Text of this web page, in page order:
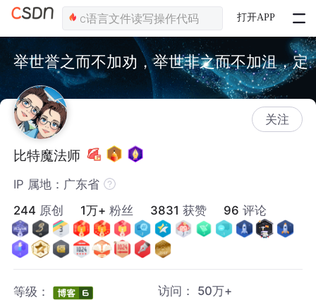
打开APP
举世誉之而不加劝，举世非之而不加沮，定
乎内外之分，辩乎荣辱之境，斯已矣。关注
比特魔法师
IP 属地：广东省
244 原创 1万+ 粉丝 3831 获赞 96 评论
等级： 访问： 50万+